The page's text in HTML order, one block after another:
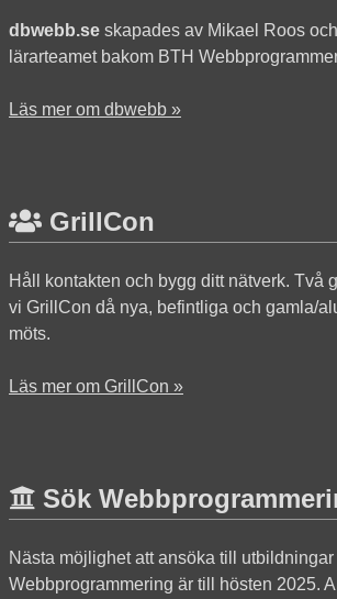
dbwebb.seskapades av Mikael Roos
lärarteamet bakom BTH
Läs mer om dbwebb »
GrillCon
Håll kontakten och bygg ditt nätverk. Två
vi GrillCon då nya, befintliga och gamla/
möts.
Läs mer om GrillCon »
Sök
Nästa möjlighet att ansöka till utbildningar
Webbprogrammering är till hösten 2025.